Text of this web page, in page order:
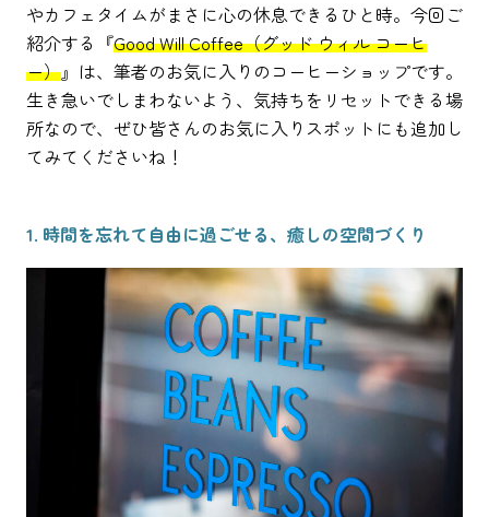
やカフェタイムがまさに心の休息できるひと時。今回ご
紹介する『Good Will Coffee（グッド ウィル コーヒ
ー）』は、筆者のお気に入りのコーヒーショップです。
生き急いでしまわないよう、気持ちをリセットできる場
所なので、ぜひ皆さんのお気に入りスポットにも追加し
てみてくださいね！
1. 時間を忘れて自由に過ごせる、癒しの空間づくり